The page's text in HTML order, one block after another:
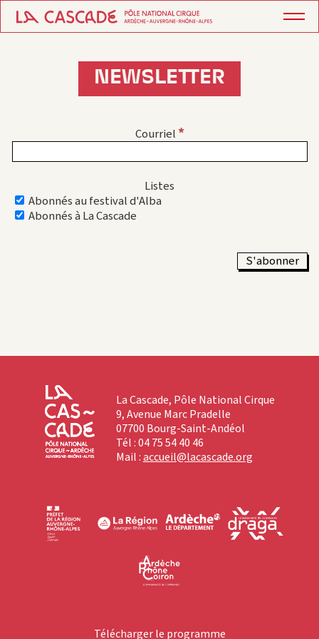
NEWSLETTER
Courriel *
Listes
Abonnés au festival d'Alba
Abonnés à La Cascade
La Cascade, Pôle National Cirque
9, Avenue Marc Pradelle
07700 Bourg-Saint-Andéol
Tél : 04 75 54 40 46
Mail :accueil@lacascade.org
Télécharger le programme